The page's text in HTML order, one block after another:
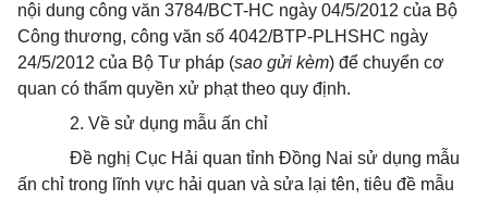
nội dung công văn 3784/BCT-HC ngày 04/5/2012 của Bộ
Công thương, công văn số 4042/BTP-PLHSHC ngày
24/5/2012 của Bộ Tư pháp (sao gửi kèm) để chuyển cơ
quan có thẩm quyền xử phạt theo quy định.
2. Về sử dụng mẫu ấn chỉ
Đề nghị Cục Hải quan tỉnh Đồng Nai sử dụng mẫu
ấn chỉ trong lĩnh vực hải quan và sửa lại tên, tiêu đề mẫu